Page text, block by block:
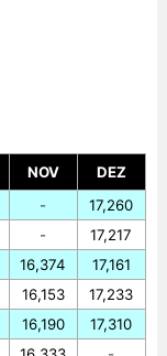
NOV
DEZ
-
-
16,374
16,153
16,190
17,260
17,217
17,161
17,233
17,310